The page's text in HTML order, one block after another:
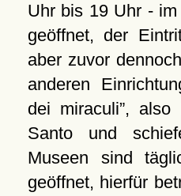
Uhr bis 19 Uhr -
geöffnet, der
aber zuvor
anderen
dei miraculi , also
Santo und
Museen sind
geöffnet, hierfür